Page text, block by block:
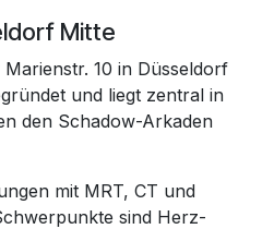
Mitte
10 in Düsseldorf
und liegt zentral in
den Schadow-Arkaden
mit MRT, CT und
sind Herz-